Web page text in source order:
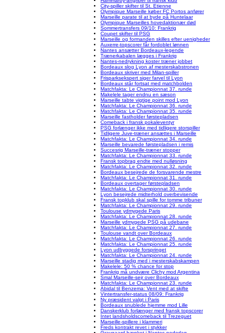
City-spiller skifter til St. Etienne
Olympique Marseille køber FC Portos anfører
Marseille parate til at byde på Huntelaar
Olympique Marseilles hovedaktionær død
Sommertransfers 09/10: Frankrig
Coupet skifter til PSG
Marseille og formanden skilles efter uenigheder
Auxerre-topscorer får fordoblet lønnen
Nantes ansætter Bordeaux-legende
Trænerkabalen lægges i Frankrig
Nantes-nedrykning koster træner jobbet
Bordeaux slog Lyon af mesterskabstronen
Bordeaux skriver med Milan-spiller
Frisparksekspert siger farvel til Lyon
Bordeaux står fortsat med matchbolden
Matchfakta: Le Championnat 37. runde
Makelele tager endnu en sæson
Marseille tabte vigtige point mod Lyon
Matchfakta: Le Championnat 36. runde
Matchfakta: Le Championnat 35. runde
Marseille fastholder førstepladsen
Comeback i fransk pokaleventyr
PSG forlænger ikke med tidligere storspiller
Tidligere Juve-træner ansættes i Marseille
Matchfakta: Le Championnat 34. runde
Marseille bevarede førstepladsen i remis
Succesrig Marseille-træner stopper
Matchfakta: Le Championnat 33. runde
Fransk topbrag endte med nulløsning
Matchfakta: Le Championnat 32. runde
Bordeaux besejrede de forsvarende mestre
Matchfakta: Le Championnat 31. runde
Bordeaux overtager førstepladsen
Matchfakta: Le Championnat 30. runde
Lyon besejrede midterhold overbevisende
Fransk topklub skal spille for tomme tribuner
Matchfakta: Le Championnat 29. runde
Toulouse ydmygede Paris
Matchfakta: Le Championnat 28. runde
Marseille ydmygede PSG på udebane
Matchfakta: Le Championnat 27. runde
Toulouse vandt over Bordeaux
Matchfakta: Le Championnat 26. runde
Matchfakta: Le Championnat 25. runde
Lyon udbyggede forspringet
Matchfakta: Le Championnat 24. runde
Marseille stadig med i mesterskabskampen
Makelele: 50 % chance for stop
Frankrig må undvære Clichy mod Argentina
Smal Marseille-sejr over Bordeaux
Matchfakta: Le Championnat 23. runde
Abidal til Benzema: Vent med at skifte
Vintertransfer-status 08/09: Frankrig
Ny præsident valgt i Paris
Bordeaux snublede hjemme mod Lille
Danskerklub forlænger med fransk topscorer
Intet landsholdscomeback til Trezeguet
Marseille-spillere i klammeri
Freds kontrakt revet i stykker